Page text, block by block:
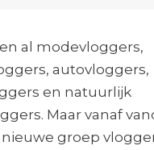
al modevloggers,
autovloggers,
en natuurlijk
Maar vanaf
groep